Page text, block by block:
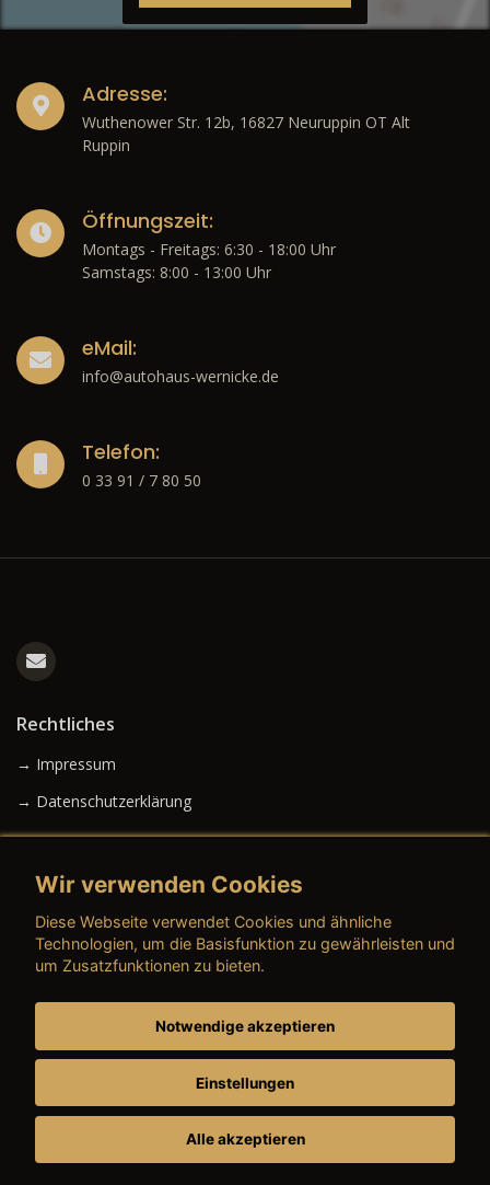
Adresse:
Wuthenower Str. 12b, 16827 Neuruppin OT Alt
Ruppin
Öffnungszeit:
Montags - Freitags: 6:30 - 18:00 Uhr
Samstags: 8:00 - 13:00 Uhr
eMail:
info@autohaus-wernicke.de
Telefon:
0 33 91 / 7 80 50
Rechtliches
→ Impressum
→ Datenschutzerklärung
→ AGB (Gebrauchtwagen)
→ AGB (Teile & Zubehör)
→ AGB (Dienstleistungen)
Wir verwenden Cookies
Diese Webseite verwendet Cookies und ähnliche
Technologien, um die Basisfunktion zu gewährleisten und
um Zusatzfunktionen zu bieten.
Notwendige akzeptieren
Einstellungen
Alle akzeptieren